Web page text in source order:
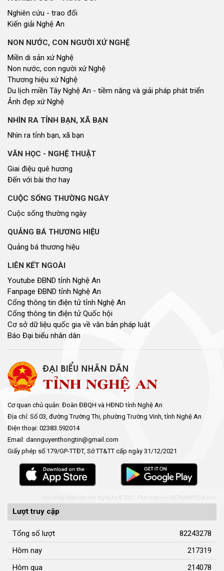
Nghiên cứu - trao đổi
Kiến giải Nghệ An
NON NƯỚC, CON NGƯỜI XỨ NGHỆ
Miền di sản xứ Nghệ
Non nước, con người xứ Nghệ
Thương hiệu xứ Nghệ
Du lịch miền Tây Nghệ An - tiềm năng và giải pháp phát triển
Ảnh đẹp xứ Nghệ
NHÌN RA TỈNH BẠN, XÃ BẠN
Nhìn ra tỉnh bạn, xã bạn
VĂN HỌC - NGHỆ THUẬT
Giai điệu quê hương
Đến với bài thơ hay
CUỘC SỐNG THƯỜNG NGÀY
Cuộc sống thường ngày
QUẢNG BÁ THƯƠNG HIỆU
Quảng bá thương hiệu
LIÊN KẾT NGOÀI
Youtube ĐBND tỉnh Nghệ An
Fanpage ĐBND tỉnh Nghệ An
Cổng thông tin điện tử tỉnh Nghệ An
Cổng thông tin điện tử Quốc hội
Cơ sở dữ liệu quốc gia về văn bản pháp luật
Báo Đại biểu nhân dân
Cơ quan chủ quản: Đoàn ĐBQH và HĐND tỉnh Nghệ An
Địa chỉ: Số 03, đường Trường Thi, phường Trường Vinh, tỉnh Nghệ An
Điện thoại: 02383.592014
Email: dannguyenthongtin@gmail.com
Giấy phép số 179/GP-TTĐT, Sở TT&TT cấp ngày 31/12/2021
Hội đồng nhân dân tỉnh Nghệ An © 2021. Phát triển bởi
Lượt truy cập
Tổng số lượt
82243278
Hôm nay
217319
Hôm qua
214078